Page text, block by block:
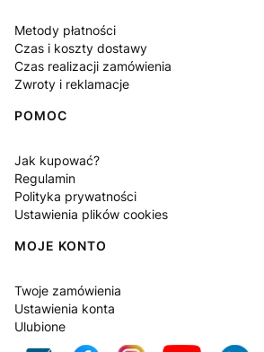
Metody płatności
Czas i koszty dostawy
Czas realizacji zamówienia
Zwroty i reklamacje
POMOC
Jak kupować?
Regulamin
Polityka prywatności
Ustawienia plików cookies
MOJE KONTO
Twoje zamówienia
Ustawienia konta
Ulubione